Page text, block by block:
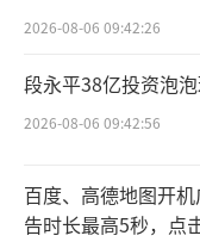
被保险人（以
生命需紧急转
时，不论是否属
助被保险人就近
百万元
2026-08-06 09:42:26
段永平38亿投资泡
2026-08-06 09:42:56
百度、高德地图开
告时长最高5秒，点